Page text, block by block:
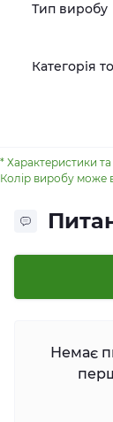
Тип виробу
Категорія
* Характеристики
Колір виробу може
Немає